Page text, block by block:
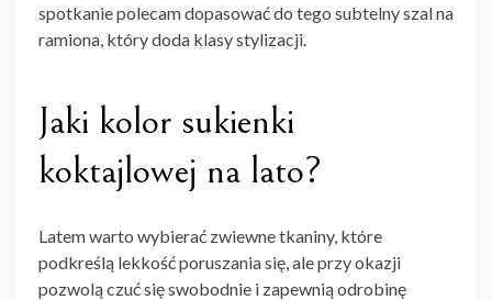
spotkanie polecam dopasować do tego subtelny szal na
ramiona, który doda klasy stylizacji.
Jaki kolor sukienki
koktajlowej na lato?
Latem warto wybierać zwiewne tkaniny, które
podkreślą lekkość poruszania się, ale przy okazji
pozwolą czuć się swobodnie i zapewnią odrobinę